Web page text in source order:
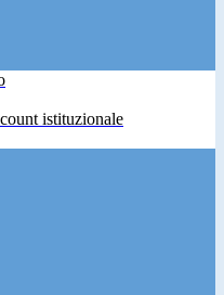
istituzionale